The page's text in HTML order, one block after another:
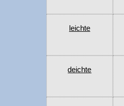
leichte
deichte